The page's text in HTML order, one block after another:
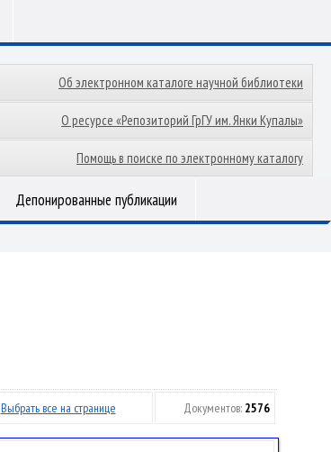
Об электронном каталоге научной библиотеки
О ресурсе «Репозиторий ГрГУ им. Янки Купалы»
Помощь в поиске по электронному каталогу
Депонированные публикации
Выбрать все на странице Документов: 2576